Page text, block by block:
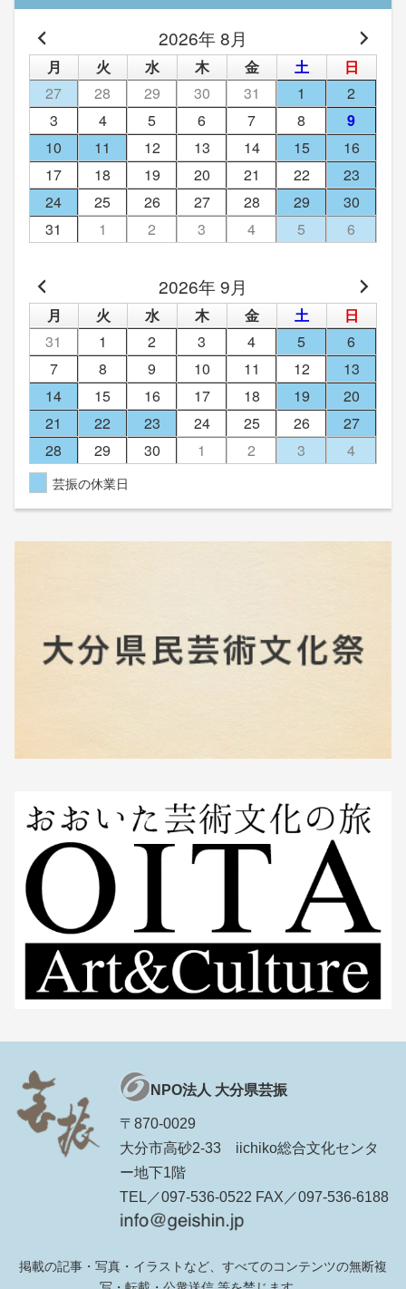
2026年 8月
月 火 水 木 金 土
日
27
28 29 30 31 1
2
3
4 5 6 7 8
9
10
11 12 13 14 15
16
17
18 19 20 21 22
23
24
25 26 27 28 29
30
31
1 2 3 4 5 6
2026年 9月
月 火 水 木 金 土
日
31
1 2 3 4 5
6
7
8 9 10 11 12
13
14
15 16 17 18 19
20
21
22 23 24 25 26
27
28
29 30 1 2 3 4
芸振の休業日
NPO法人 大分県芸振
〒870-0029
大分市高砂2-33 iichiko総合文化センタ
ー地下1階
TEL／097-536-0522 FAX／097-536-6188
掲載の記事・写真・イラストなど、すべてのコンテンツの無断複